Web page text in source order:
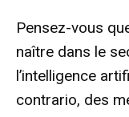
Pensez-vous
naître dans le
l’intelligence
contrario, des